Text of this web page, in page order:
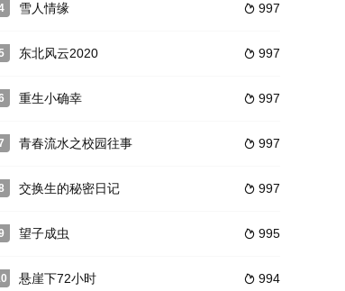
望能跟着king有所作为。出狱后的king到处
饰）二人存活。将军有着统一诸国的宏图壮志，而小兵只想
杀绝。妖后一行躲避追杀来到地处大山深处的永宁村，偏巧遇
的得力干将，为了组织利益他出生入死，果敢非常。谁知在一
的是，樣貌最不吸引人的高蒂，竟然會是他們之中最先結婚
面对婚姻破灭和残酷的现实借酒消愁，某天醒来成为一名拥有超
 997
雪人情缘
 997
东北风云2020
 997
重生小确幸
 997
青春流水之校园往事
 997
交换生的秘密日记
 995
望子成虫
 994
悬崖下72小时